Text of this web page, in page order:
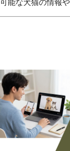
能な犬猫の情報